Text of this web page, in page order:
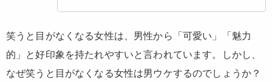
笑うと目がなくなる女性は、男性から「可愛い」「魅力
的」と好印象を持たれやすいと言われています。しかし、
なぜ笑うと目がなくなる女性は男ウケするのでしょうか？